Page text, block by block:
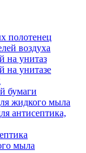
полотенец
воздуха
на унитаз
на унитазе
бумаги
жидкого мыла
антисептика,
мыла